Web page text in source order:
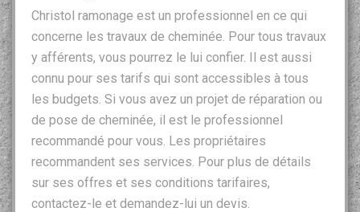
Christol ramonage est un professionnel en ce qui
concerne les travaux de cheminée. Pour tous travaux
y afférents, vous pourrez le lui confier. Il est aussi
connu pour ses tarifs qui sont accessibles à tous
les budgets. Si vous avez un projet de réparation ou
de pose de cheminée, il est le professionnel
recommandé pour vous. Les propriétaires
recommandent ses services. Pour plus de détails
sur ses offres et ses conditions tarifaires,
contactez-le et demandez-lui un devis.